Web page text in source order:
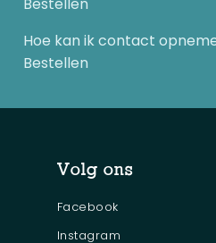
Hoe kan ik contact
Bestellen
Volg ons
Facebook
Instagram